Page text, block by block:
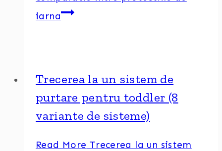
iarna
Trecerea la un sistem de
purtare pentru toddler (8
variante de sisteme)
Read More Trecerea la un sistem